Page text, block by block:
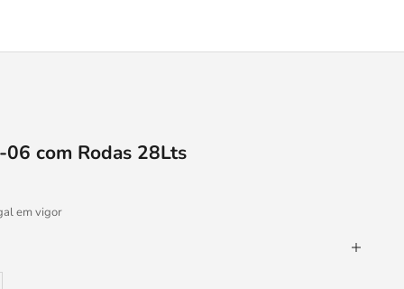
06 com Rodas 28Lts
em vigor